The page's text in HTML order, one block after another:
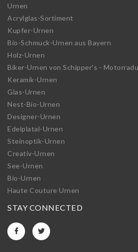
Urnen
Acrylglas-Sortiment
Kupfer-Urnen
Bio-Schmuck-Urnen aus Bayern
Holz-Urnen
Biker-Urnen von Schipper's -
Keramik-Urnen
Glas-Urnen
Nest-Bio-Urnen
Designer-Urnen
Edelplatal-Urnen
Steinoptik-Urnen
Creativ-Urnen
See-Urnen
Bio-Urnen
Haute Couture Urnen
STAY CONNECTED